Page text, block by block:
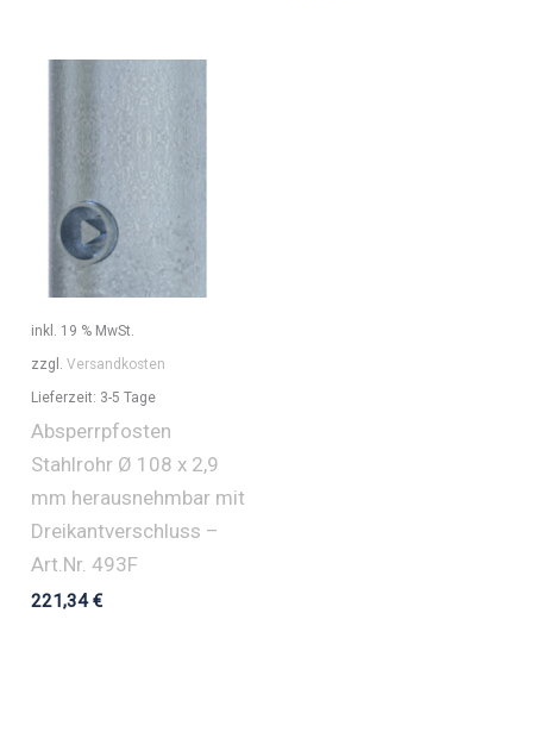
inkl. 19 % MwSt.
zzgl.Versandkosten
Lieferzeit: 3-5 Tage
Absperrpfosten
Stahlrohr Ø 108 x 2,9
mm herausnehmbar mit
Dreikantverschluss –
Art.Nr. 493F
221,34€